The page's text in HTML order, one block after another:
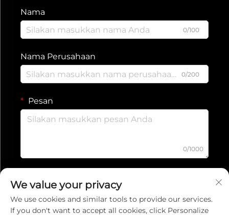
Nama
0/100
Nama Perusahaan
0/200
Pesan
0/1000
Kirim
Kebijakan Privasi
We value your privacy
We use cookies and similar tools to provide our services.
If you don't want to accept all cookies, click Personalize